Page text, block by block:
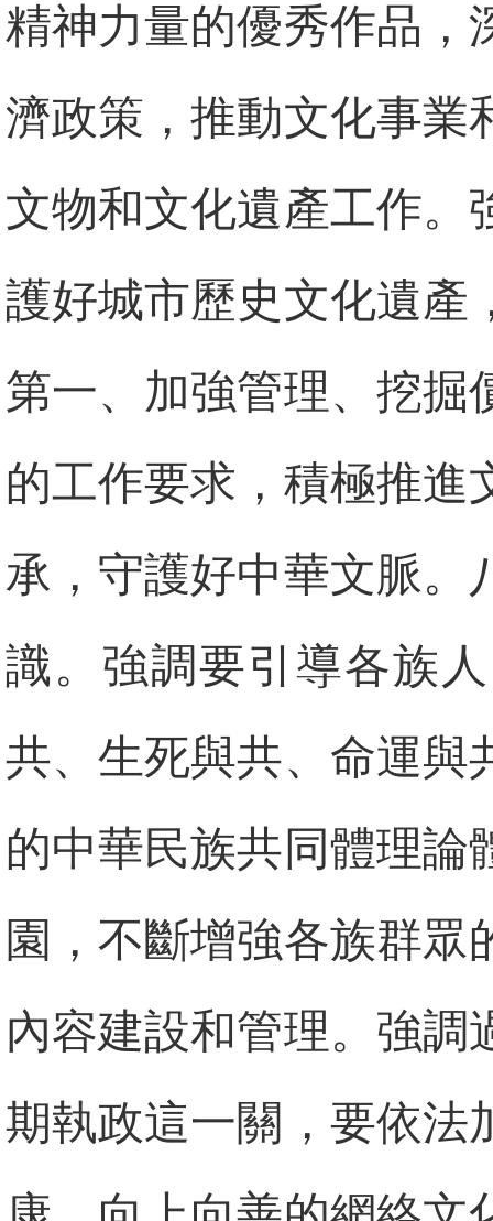
精神力量的優秀作品，
濟政策，推動文化事業
文物和文化遺產工作。
護好城市歷史文化遺產
第一、加強管理、挖掘
的工作要求，積極推進
承，守護好中華文脈。
識。強調要引導各族
共、生死與共、命運與
的中華民族共同體理論
園，不斷增強各族群
內容建設和管理。強調
期執政這一關，要依法